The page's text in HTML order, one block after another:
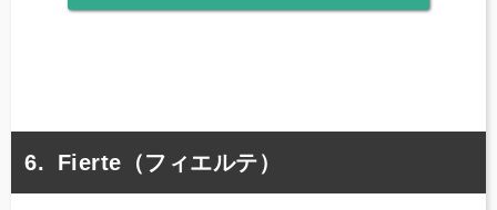
Fierte（フィエルテ）